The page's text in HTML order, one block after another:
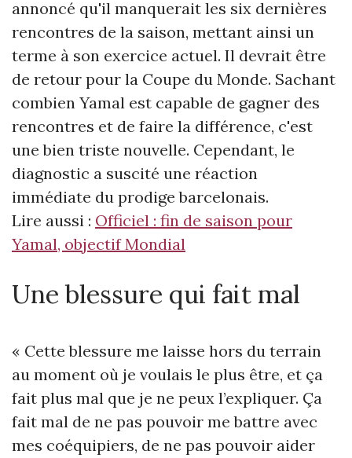
annoncé qu'il manquerait les six dernières
rencontres de la saison, mettant ainsi un
terme à son exercice actuel. Il devrait être
de retour pour la Coupe du Monde. Sachant
combien Yamal est capable de gagner des
rencontres et de faire la différence, c'est
une bien triste nouvelle. Cependant, le
diagnostic a suscité une réaction
immédiate du prodige barcelonais.
Lire aussi : Officiel : fin de saison pour
Yamal, objectif Mondial
Une blessure qui fait mal
« Cette blessure me laisse hors du terrain
au moment où je voulais le plus être, et ça
fait plus mal que je ne peux l’expliquer. Ça
fait mal de ne pas pouvoir me battre avec
mes coéquipiers, de ne pas pouvoir aider